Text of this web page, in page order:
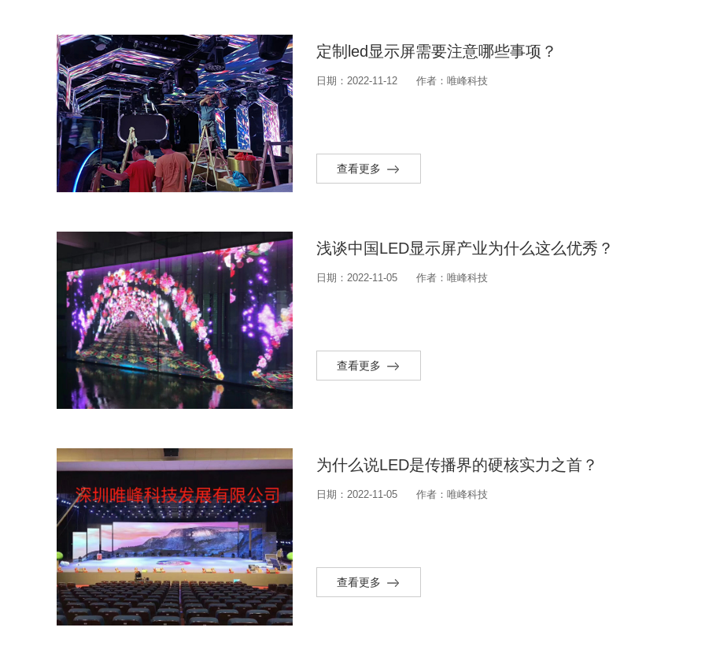
定制led显示屏需要注意哪些事项？
日期：2022-11-12 作者：唯峰科技
查看更多
浅谈中国LED显示屏产业为什么这么优秀？
日期：2022-11-05 作者：唯峰科技
查看更多
为什么说LED是传播界的硬核实力之首？
日期：2022-11-05 作者：唯峰科技
查看更多